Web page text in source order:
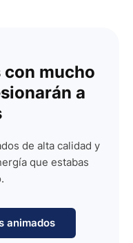
con mucho
a
de alta calidad y
que estabas
animados